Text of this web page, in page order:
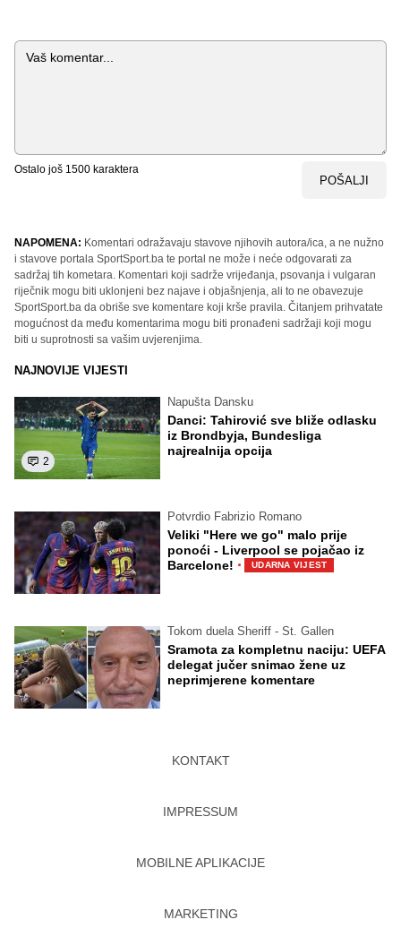
Komentar
Ostalo još 1500 karaktera
POŠALJI
NAPOMENA: Komentari odražavaju stavove njihovih autora/ica, a ne nužno
i stavove portala SportSport.ba te portal ne može i neće odgovarati za
sadržaj tih kometara. Komentari koji sadrže vrijeđanja, psovanja i vulgaran
riječnik mogu biti uklonjeni bez najave i objašnjenja, ali to ne obavezuje
SportSport.ba da obriše sve komentare koji krše pravila. Čitanjem prihvatate
mogućnost da među komentarima mogu biti pronađeni sadržaji koji mogu
biti u suprotnosti sa vašim uvjerenjima.
NAJNOVIJE VIJESTI
2
Napušta Dansku
Danci: Tahirović sve bliže odlasku
iz Brondbyja, Bundesliga
najrealnija opcija
Potvrdio Fabrizio Romano
Veliki "Here we go" malo prije
ponoći - Liverpool se pojačao iz
Barcelone! · UDARNA VIJEST
Tokom duela Sheriff - St. Gallen
Sramota za kompletnu naciju: UEFA
delegat jučer snimao žene uz
neprimjerene komentare
KONTAKT
IMPRESSUM
MOBILNE APLIKACIJE
MARKETING